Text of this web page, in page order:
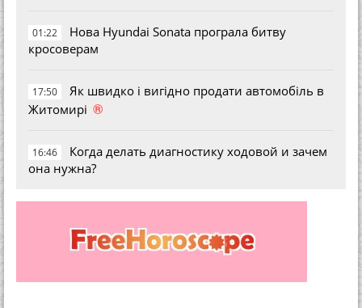
01:22
Нова Hyundai Sonata програла битву
кросоверам
17:50
Як швидко і вигідно продати автомобіль в
Житомирі ®
16:46
Когда делать диагностику ходовой и зачем
она нужна?